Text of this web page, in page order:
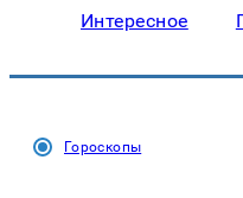
Интересное
Гороскопы